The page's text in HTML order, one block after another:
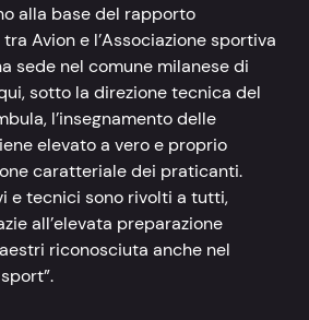
alla base del rapporto
Avion e l’Associazione sportiva
sede nel comune milanese di
sotto la direzione tecnica del
l’insegnamento delle
elevato a vero e proprio
caratteriale dei praticanti.
e tecnici sono rivolti a tutti,
all’elevata preparazione
riconosciuta anche nel